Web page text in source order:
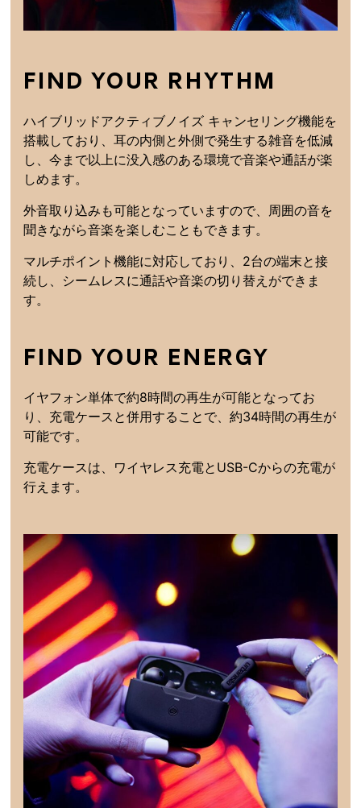
FIND YOUR RHYTHM
ハイブリッドアクティブノイズ キャンセリング機能を
搭載しており、耳の内側と外側で発生する雑音を低減
し、今まで以上に没入感のある環境で音楽や通話が楽
しめます。
外音取り込みも可能となっていますので、周囲の音を
聞きながら音楽を楽しむこともできます。
マルチポイント機能に対応しており、2台の端末と接
続し、シームレスに通話や音楽の切り替えができま
す。
FIND YOUR ENERGY
イヤフォン単体で約8時間の再生が可能となってお
り、充電ケースと併用することで、約34時間の再生が
可能です。
充電ケースは、ワイヤレス充電とUSB-Cからの充電が
行えます。